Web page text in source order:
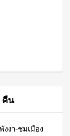
คืน
งงา-ชมเมือง